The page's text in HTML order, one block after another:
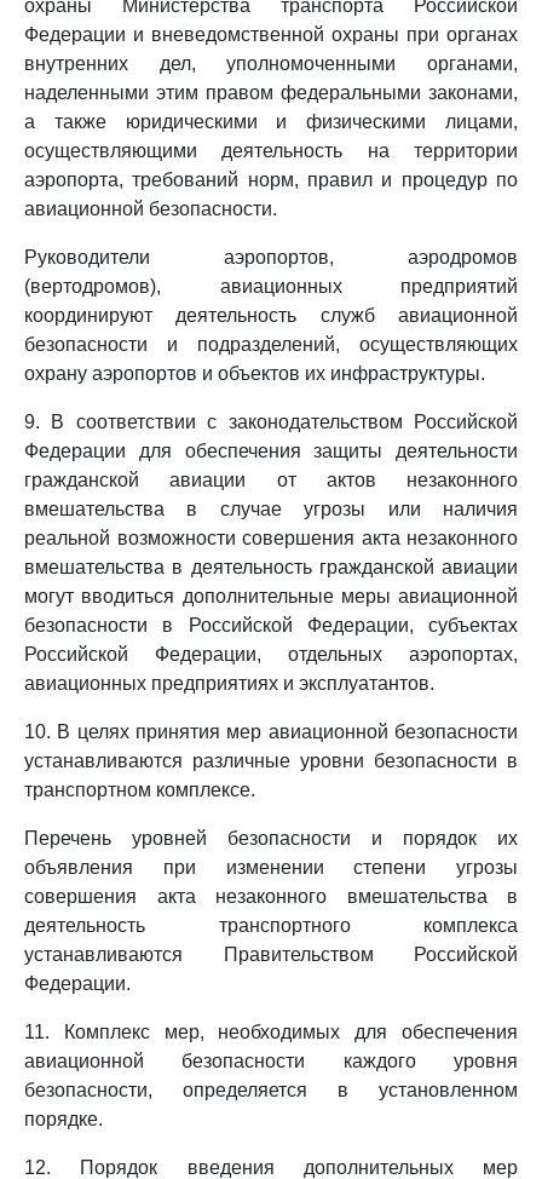
охраны Министерства транспорта Российской
Федерации и вневедомственной охраны при органах
внутренних дел, уполномоченными органами,
наделенными этим правом федеральными законами,
а также юридическими и физическими лицами,
осуществляющими деятельность на территории
аэропорта, требований норм, правил и процедур по
авиационной безопасности.
Руководители аэропортов, аэродромов
(вертодромов), авиационных предприятий
координируют деятельность служб авиационной
безопасности и подразделений, осуществляющих
охрану аэропортов и объектов их инфраструктуры.
9. В соответствии с законодательством Российской
Федерации для обеспечения защиты деятельности
гражданской авиации от актов незаконного
вмешательства в случае угрозы или наличия
реальной возможности совершения акта незаконного
вмешательства в деятельность гражданской авиации
могут вводиться дополнительные меры авиационной
безопасности в Российской Федерации, субъектах
Российской Федерации, отдельных аэропортах,
авиационных предприятиях и эксплуатантов.
10. В целях принятия мер авиационной безопасности
устанавливаются различные уровни безопасности в
транспортном комплексе.
Перечень уровней безопасности и порядок их
объявления при изменении степени угрозы
совершения акта незаконного вмешательства в
деятельность транспортного комплекса
устанавливаются Правительством Российской
Федерации.
11. Комплекс мер, необходимых для обеспечения
авиационной безопасности каждого уровня
безопасности, определяется в установленном
порядке.
12. Порядок введения дополнительных мер